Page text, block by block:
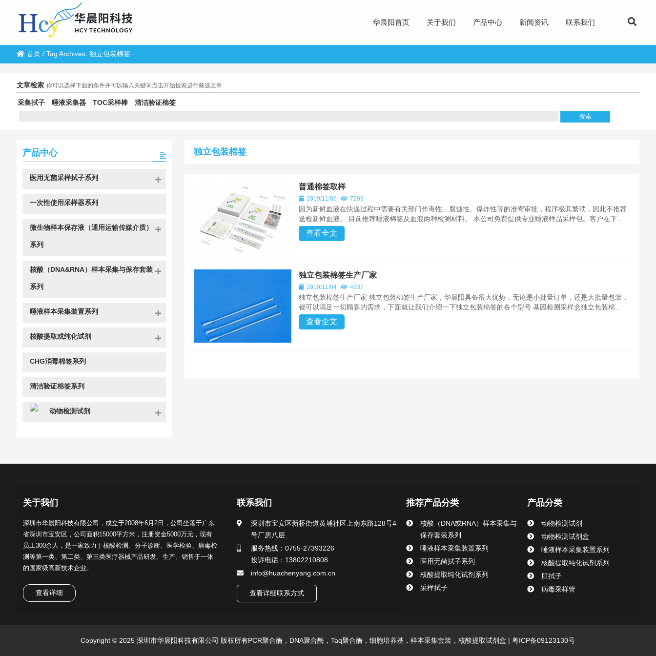
华晨阳首页 关于我们 产品中心 新闻资讯 联系我们
首页/ Tag Archives: 独立包装棉签
文章检索 你可以选择下面的条件并可以输入关键词点击开始搜索进行筛选文章
采集拭子 唾液采集器 TOC采样棒 清洁验证棉签
独立包装棉签
普通棉签取样
2019/11/06 7299
因为新鲜血液在快递过程中需要有关部门作毒性、腐蚀性、爆炸性等的准寄审批，程序极其繁琐，因此不推荐
送检新鲜血液。 目前推荐唾液棉签及血痕两种检测材料。 本公司免费提供专业唾液样品采样包。客户在下...
查看全文
独立包装棉签生产厂家
2019/11/04 4937
独立包装棉签生产厂家 独立包装棉签生产厂家，华晨阳具备很大优势，无论是小批量订单，还是大批量包装，
都可以满足一切顾客的需求，下面就让我们介绍一下独立包装棉签的各个型号 基因检测采样盒独立包装棉...
查看全文
产品中心
医用无菌采样拭子系列
一次性使用采样器系列
微生物样本保存液（通用运输传媒介质）
系列
核酸（DNA&RNA）样本采集与保存套装
系列
唾液样本采集装置系列
核酸提取或纯化试剂
CHG消毒棉签系列
清洁验证棉签系列
动物检测试剂
关于我们
深圳市华晨阳科技有限公司，成立于2008年6月2日，公司坐落于广东
省深圳市宝安区，公司面积15000平方米，注册资金5000万元，现有
员工300余人，是一家致力于核酸检测、分子诊断、医学检验、病毒检
测等第一类、第二类、第三类医疗器械产品研发、生产、销售于一体
的国家级高新技术企业。
查看详细
联系我们
深圳市宝安区新桥街道黄埔社区上南东路128号4
号厂房八层
服务热线：0755-27393226
投诉电话：13802210808
info@huachenyang.com.cn
查看详细联系方式
推荐产品分类
核酸（DNA或RNA）样本采集与
保存套装系列
唾液样本采集装置系列
医用无菌拭子系列
核酸提取纯化试剂系列
采样拭子
产品分类
动物检测试剂
动物检测试剂盒
唾液样本采集装置系列
核酸提取纯化试剂系列
肛拭子
病毒采样管
Copyright © 2025 深圳市华晨阳科技有限公司 版权所有PCR聚合酶，DNA聚合酶，Taq聚合酶，细胞培养基，样本采集套装，核酸提取试剂盒 | 粤ICP备09123130号